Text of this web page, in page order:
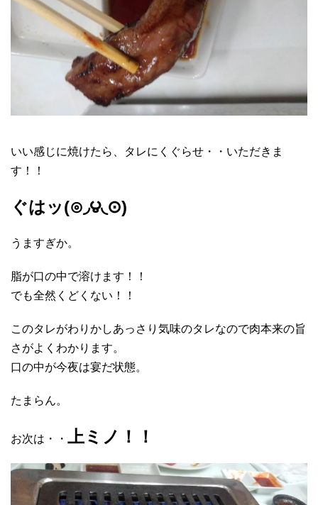
いい感じに焼けたら、タレにくぐらせ・・いただきま
す！！
ぐはッ(⊙◞౪◟⊙)
うますぎか。
脂が口の中で溶けます！！
でも全然くどくない！！
このタレがわりかしあっさり気味のタレなので肉本来の旨
さがよくわかります。
口の中が今夜は宴だ状態。
たまらん。
お次は・・ 上ミノ！！